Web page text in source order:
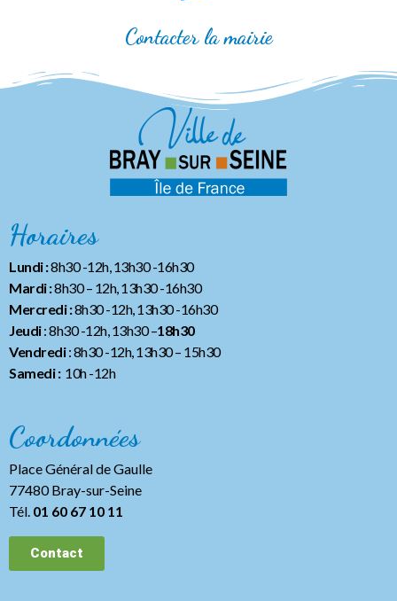
Contacter la mairie
Horaires
Lundi :8h30 -12h, 13h30 -16h30
Mardi :8h30 – 12h, 13h30 -16h30
Mercredi :8h30 -12h, 13h30 -16h30
Jeudi: 8h30 -12h, 13h30 –18h30
Vendredi: 8h30 -12h, 13h30– 15h30
Samedi :10h -12h
Coordonnées
Place Général de Gaulle
77480 Bray-sur-Seine
Tél. 01 60 67 10 11
Contact